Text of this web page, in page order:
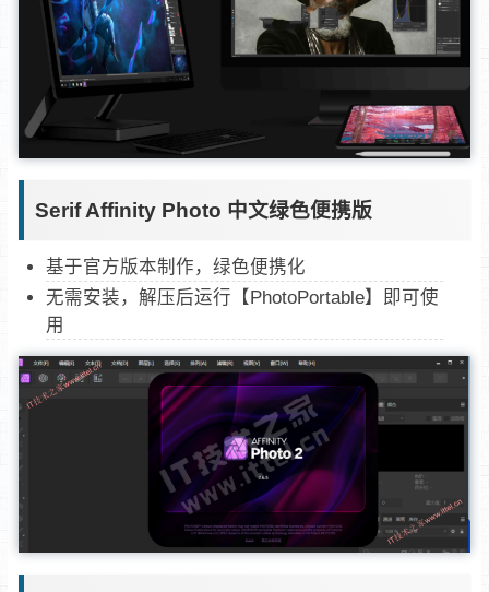
Serif Affinity Photo 中文绿色便携版
基于官方版本制作，绿色便携化
无需安装，解压后运行【PhotoPortable】即可使
用